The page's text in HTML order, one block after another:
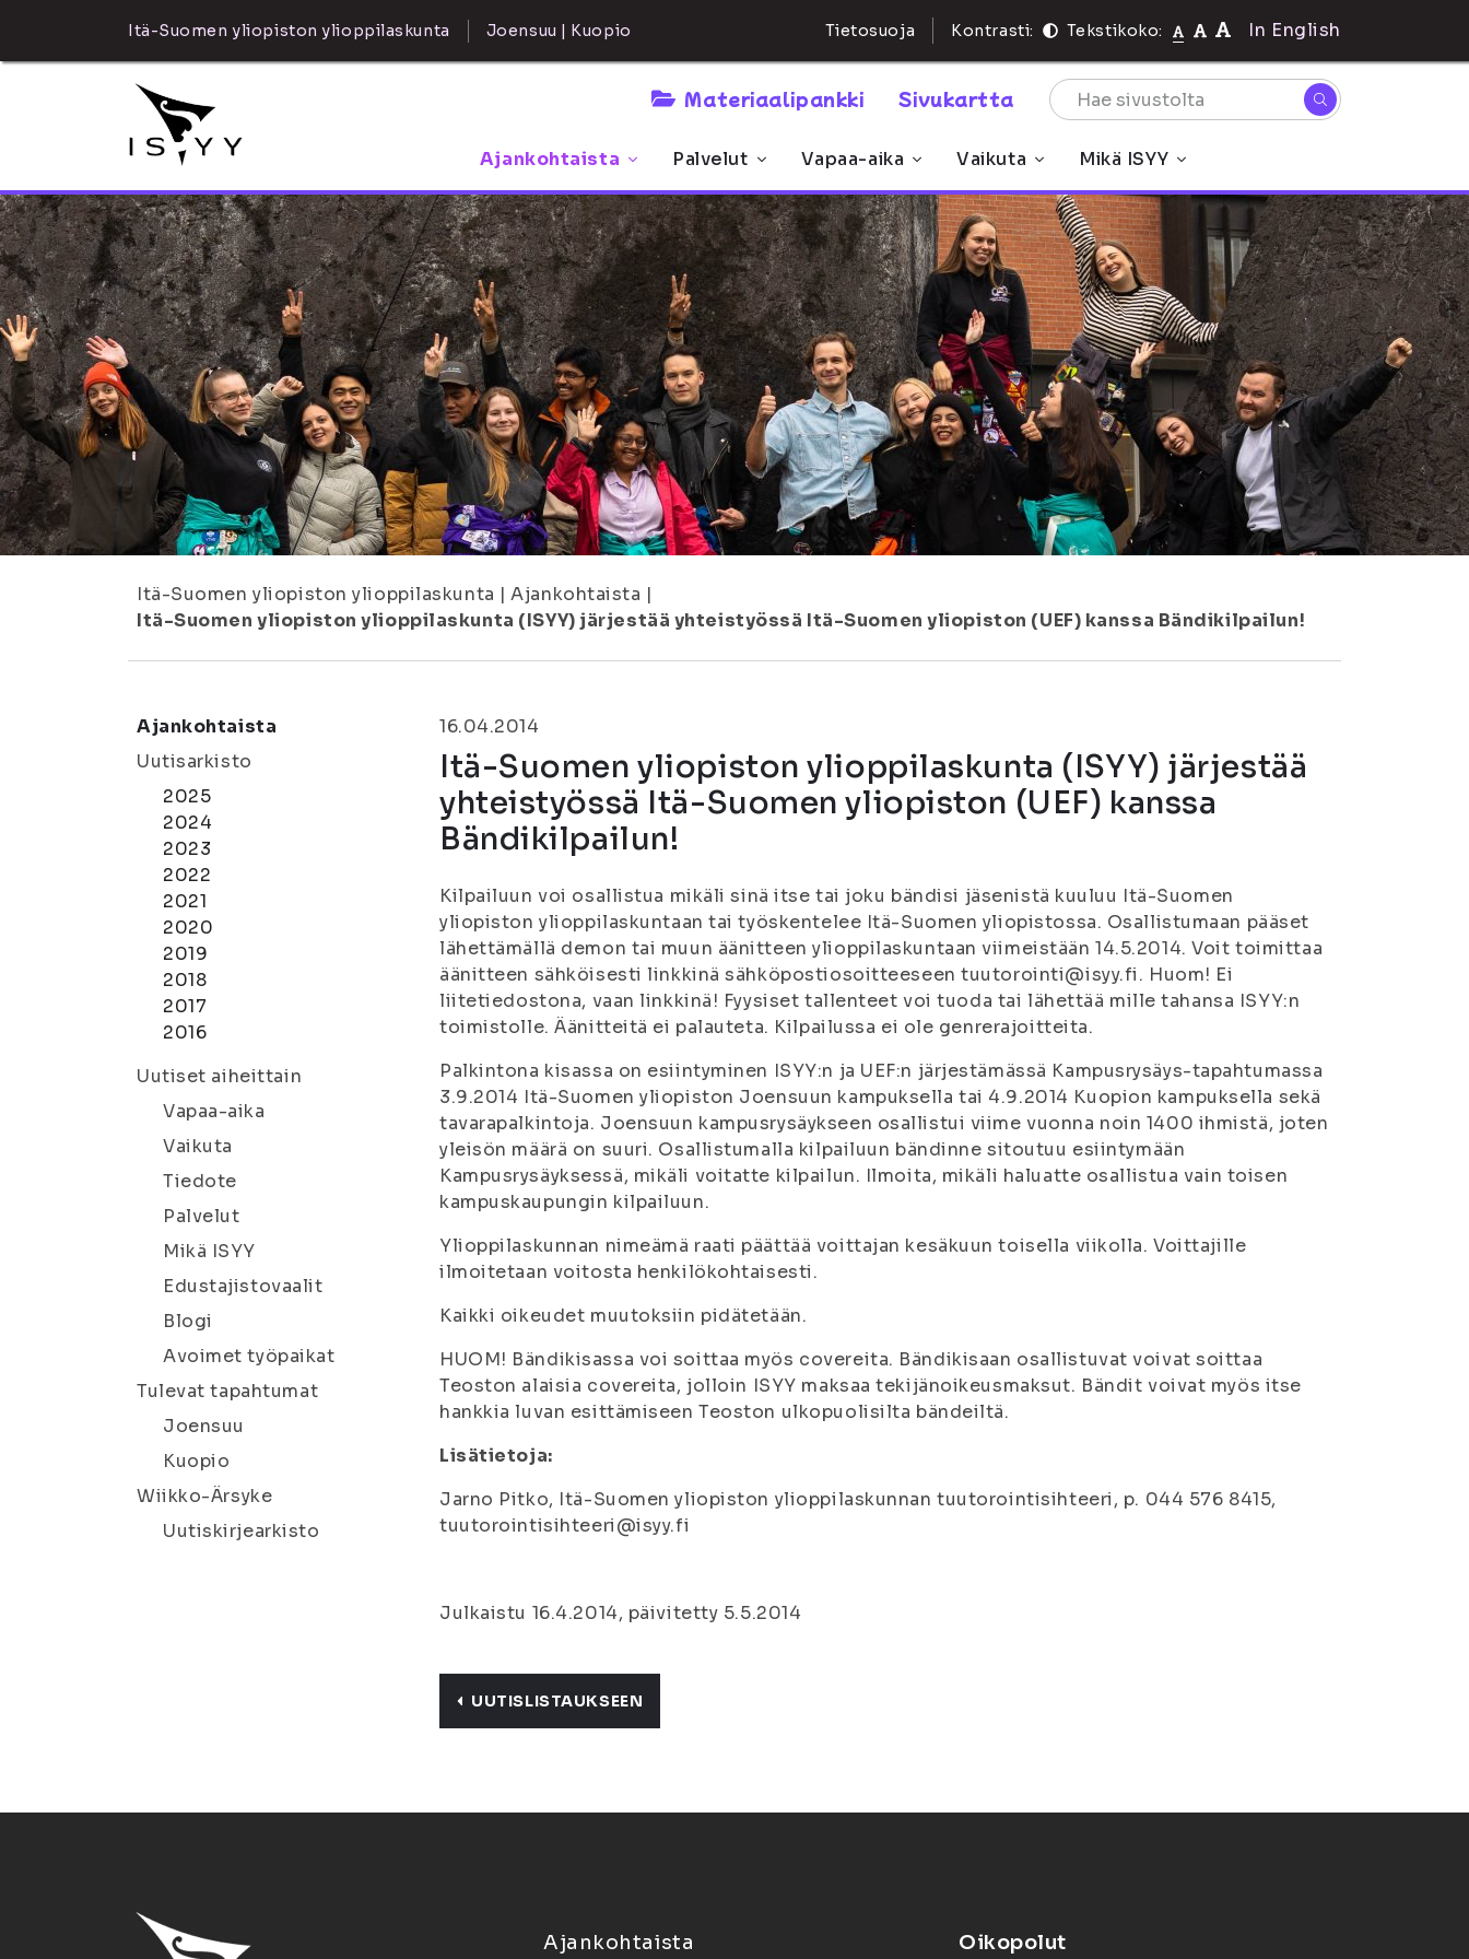
Itä-Suomen yliopiston ylioppilaskunta Joensuu | Kuopio Tietosuoja Kontrasti: Tekstikoko: In English
Materiaalipankki Sivukartta
Ajankohtaista Palvelut Vapaa-aika Vaikuta Mikä ISYY
Itä-Suomen yliopiston ylioppilaskunta | Ajankohtaista |
Itä-Suomen yliopiston ylioppilaskunta (ISYY) järjestää yhteistyössä Itä-Suomen yliopiston (UEF) kanssa Bändikilpailun!
Ajankohtaista
Uutisarkisto
2025
2024
2023
2022
2021
2020
2019
2018
2017
2016
Uutiset aiheittain
Vapaa-aika
Vaikuta
Tiedote
Palvelut
Mikä ISYY
Edustajistovaalit
Blogi
Avoimet työpaikat
Tulevat tapahtumat
Joensuu
Kuopio
Wiikko-Ärsyke
Uutiskirjearkisto
16.04.2014
Itä-Suomen yliopiston ylioppilaskunta (ISYY) järjestää
yhteistyössä Itä-Suomen yliopiston (UEF) kanssa
Bändikilpailun!
Kilpailuun voi osallistua mikäli sinä itse tai joku bändisi jäsenistä kuuluu Itä-Suomen
yliopiston ylioppilaskuntaan tai työskentelee Itä-Suomen yliopistossa. Osallistumaan pääset
lähettämällä demon tai muun äänitteen ylioppilaskuntaan viimeistään 14.5.2014. Voit toimittaa
äänitteen sähköisesti linkkinä sähköpostiosoitteeseen tuutorointi@isyy.fi. Huom! Ei
liitetiedostona, vaan linkkinä! Fyysiset tallenteet voi tuoda tai lähettää mille tahansa ISYY:n
toimistolle. Äänitteitä ei palauteta. Kilpailussa ei ole genrerajoitteita.
Palkintona kisassa on esiintyminen ISYY:n ja UEF:n järjestämässä Kampusrysäys-tapahtumassa
3.9.2014 Itä-Suomen yliopiston Joensuun kampuksella tai 4.9.2014 Kuopion kampuksella sekä
tavarapalkintoja. Joensuun kampusrysäykseen osallistui viime vuonna noin 1400 ihmistä, joten
yleisön määrä on suuri. Osallistumalla kilpailuun bändinne sitoutuu esiintymään
Kampusrysäyksessä, mikäli voitatte kilpailun. Ilmoita, mikäli haluatte osallistua vain toisen
kampuskaupungin kilpailuun.
Ylioppilaskunnan nimeämä raati päättää voittajan kesäkuun toisella viikolla. Voittajille
ilmoitetaan voitosta henkilökohtaisesti.
Kaikki oikeudet muutoksiin pidätetään.
HUOM! Bändikisassa voi soittaa myös covereita. Bändikisaan osallistuvat voivat soittaa
Teoston alaisia covereita, jolloin ISYY maksaa tekijänoikeusmaksut. Bändit voivat myös itse
hankkia luvan esittämiseen Teoston ulkopuolisilta bändeiltä.
Lisätietoja:
Jarno Pitko, Itä-Suomen yliopiston ylioppilaskunnan tuutorointisihteeri, p. 044 576 8415,
tuutorointisihteeri@isyy.fi
Julkaistu 16.4.2014, päivitetty 5.5.2014
UUTISLISTAUKSEEN
Ajankohtaista Oikopolut